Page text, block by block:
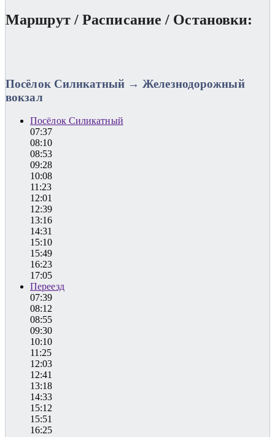
Маршрут / Расписание / Остановки:
Посёлок Силикатный → Железнодорожный
вокзал
Посёлок Силикатный
07:37
08:10
08:53
09:28
10:08
11:23
12:01
12:39
13:16
14:31
15:10
15:49
16:23
17:05
Переезд
07:39
08:12
08:55
09:30
10:10
11:25
12:03
12:41
13:18
14:33
15:12
15:51
16:25